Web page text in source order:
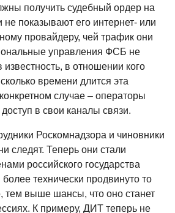
получить судебный ордер на
показывают его интернет- или
провайдеру, чей трафик они
управления ФСБ не
известность, в отношении кого
времени длится эта
случае – операторы
в свои каналы связи.
Роскомнадзора и чиновники
следят. Теперь они стали
российского государства
технически продвинуто то
тем выше шансы, что оно станет
К примеру, ДИТ теперь не